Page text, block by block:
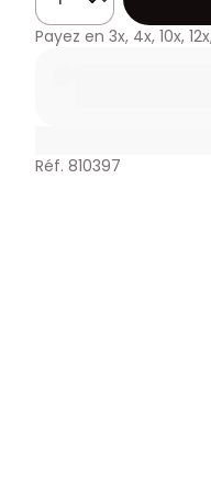
Payez en 3x, 4x, 10x, 12x
Réf. 810397